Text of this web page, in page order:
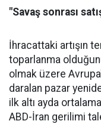
"Savaş sonrası
İhracattaki artışın
topar­lanma
olmak üzere
daralan pazar
ilk altı ayda
ABD-İran geri­limi